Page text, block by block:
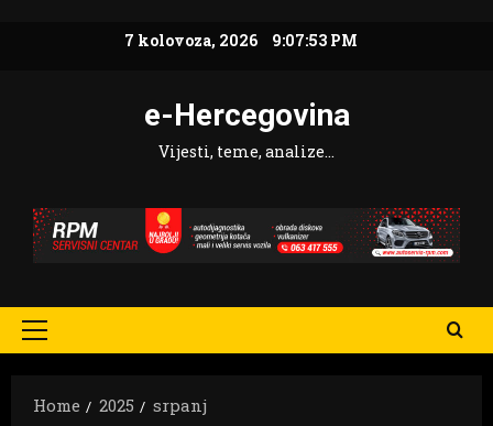
7 kolovoza, 2026 9:07:55 PM
e-Hercegovina
Vijesti, teme, analize…
Primary
Home
2025 srpanj